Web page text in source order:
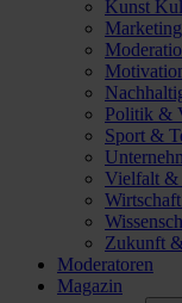
Kunst
Politik &
Sport &
Vielfalt &
Wirtschaft
Zukunft
Moderatoren
Magazin